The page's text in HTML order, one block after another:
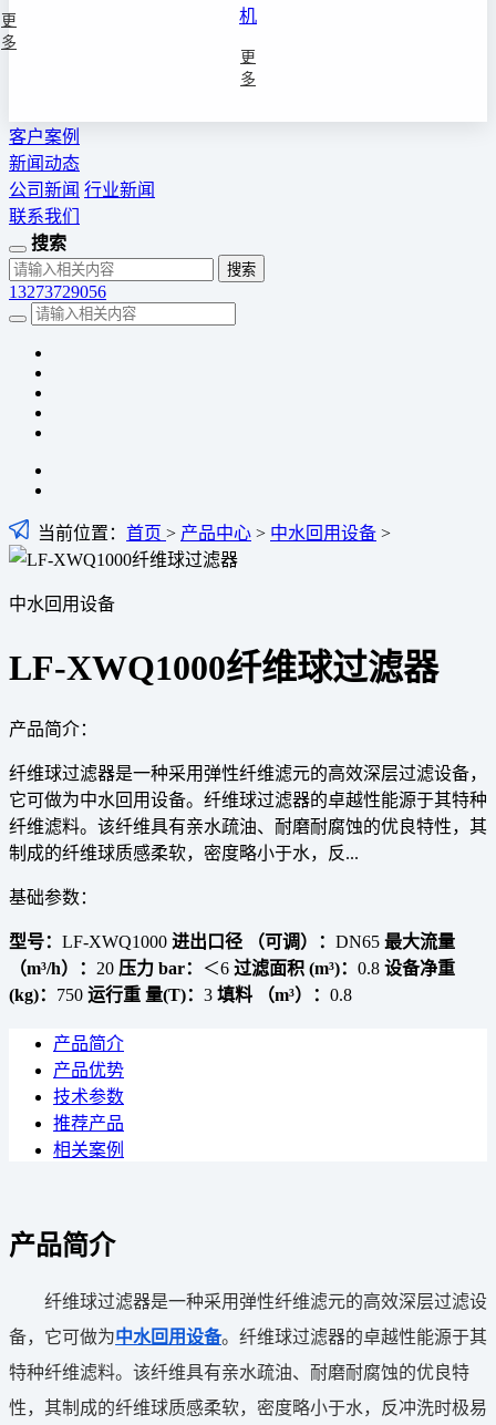
更
多
机
更
多
客户案例
新闻动态
公司新闻 行业新闻
联系我们
搜索
13273729056
当前位置： 首页 > 产品中心 > 中水回用设备 >
中水回用设备
LF-XWQ1000纤维球过滤器
产品简介：
纤维球过滤器是一种采用弹性纤维滤元的高效深层过滤设备，
它可做为中水回用设备。纤维球过滤器的卓越性能源于其特种
纤维滤料。该纤维具有亲水疏油、耐磨耐腐蚀的优良特性，其
制成的纤维球质感柔软，密度略小于水，反...
基础参数：
型号： LF-XWQ1000 进出口径 （可调）： DN65 最大流量
（m³/h）： 20 压力 bar： ＜6 过滤面积 (m³)： 0.8 设备净重
(kg)： 750 运行重 量(T)： 3 填料 （m³）： 0.8
产品简介
产品优势
技术参数
推荐产品
相关案例
产品简介
纤维球过滤器是一种采用弹性纤维滤元的高效深层过滤设
备，它可做为中水回用设备。纤维球过滤器的卓越性能源于其
特种纤维滤料。该纤维具有亲水疏油、耐磨耐腐蚀的优良特
性，其制成的纤维球质感柔软，密度略小于水，反冲洗时极易